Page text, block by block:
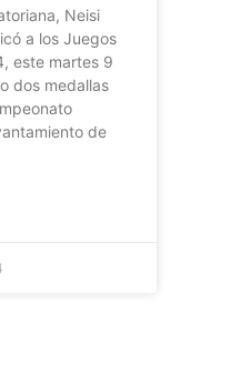
Neisi
a los Juegos
este martes 9
dos medallas
de